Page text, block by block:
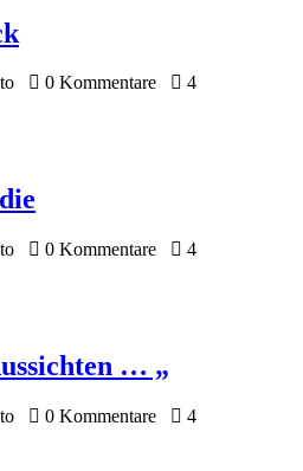
0 Kommentare
4
0 Kommentare
4
… „
0 Kommentare
4